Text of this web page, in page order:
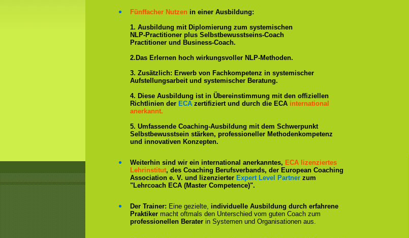
Fünffacher Nutzen in einer Ausbildung:
1. Ausbildung mit Diplomierung zum systemischen
NLP-Practitioner plus Selbstbewusstseins-Coach
Practitioner und Business-Coach.
2.Das Erlernen hoch wirkungsvoller NLP-Methoden.
3. Zusätzlich: Erwerb von Fachkompetenz in systemischer
Aufstellungsarbeit und systemischer Beratung.
4. Diese Ausbildung ist in Übereinstimmung mit den offiziellen
Richtlinien der ECA zertifiziert und durch die ECA international
anerkannt.
5. Umfassende Coaching-Ausbildung mit dem Schwerpunkt
Selbstbewusstsein stärken, professioneller Methodenkompetenz
und innovativen Konzepten.
Weiterhin sind wir ein international anerkanntes, ECA lizenziertes
Lehrinstitut, des Coaching Berufsverbands, der European Coaching
Association e. V. und lizenzierter Expert Level Partner zum
"Lehrcoach ECA (Master Competence)".
Der Trainer: Eine gezielte, individuelle Ausbildung durch erfahrene
Praktiker macht oftmals den Unterschied vom guten Coach zum
professionellen Berater in Systemen und Organisationen aus.